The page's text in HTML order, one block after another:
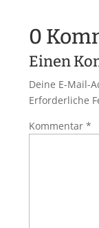
0
Einen
Deine E-Mail-
Erforderliche
Kommentar *